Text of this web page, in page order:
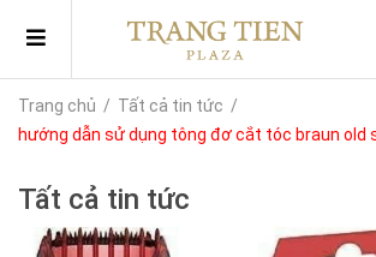
Trang chủ / Tất cả tin tức /
hướng dẫn sử dụng tông đơ cắt tóc braun old
Tất cả tin tức